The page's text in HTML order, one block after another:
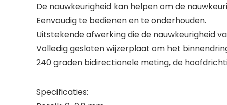
De nauwkeurigheid kan helpen om de
Eenvoudig te bedienen en te onderhouden.
Uitstekende afwerking die de nauwkeurigheid
Volledig gesloten wijzerplaat om het
240 graden bidirectionele meting, de
Specificaties: